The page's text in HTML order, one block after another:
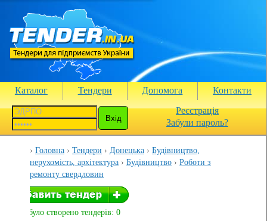
Каталог Тендери Допомога
Контакти
Реєстрація
Забули пароль?
Головна Тендери Донецька
Будівництво,
нерухомість, архітектура
Будівництво
Роботи з
ремонту свердловин
Вами було створено тендерів: 0